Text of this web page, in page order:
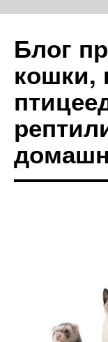
Блог
кошки,